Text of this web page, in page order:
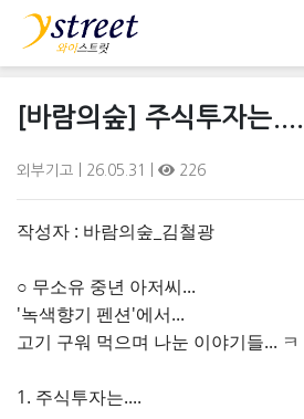
[바람의숲] 주식투자는....
외부기고 | 26.05.31 | 226
작성자 : 바람의숲_김철광
○ 무소유 중년 아저씨...
'녹색향기 펜션'에서...
고기 구워 먹으며 나눈 이야기들... ㅋ
1. 주식투자는....